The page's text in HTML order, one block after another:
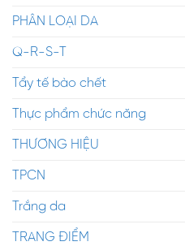
PHÂN LOẠI DA
Q-R-S-T
Tẩy tế bào chết
Thực phẩm chức năng
THƯƠNG HIỆU
TPCN
Trắng da
TRANG ĐIỂM